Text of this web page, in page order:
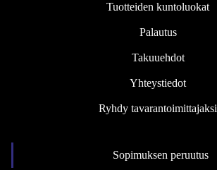
Tuotteiden kuntoluokat
Palautus
Takuuehdot
Yhteystiedot
Ryhdy tavarantoimittajaksi
Sopimuksen peruutus